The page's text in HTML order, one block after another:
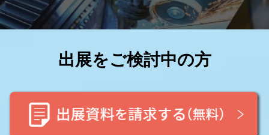
東
2027
出展をご検討中の方